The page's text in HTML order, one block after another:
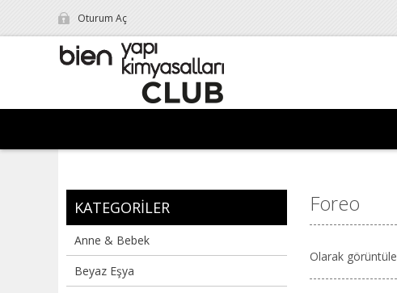
Oturum Aç
KATEGORILER
Anne & Bebek
Beyaz Eşya
Foreo
Olarak görüntüle